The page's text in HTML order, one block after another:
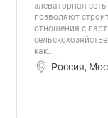
элеваторная
позволяют
отношения с
как...
Россия,